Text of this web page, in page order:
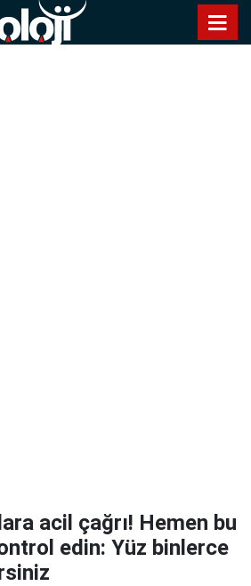
acil çağrı! Hemen bu
edin: Yüz binlerce